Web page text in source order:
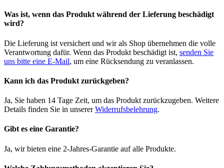
Was ist, wenn das Produkt während der Lieferung beschädigt
wird?
Die Lieferung ist versichert und wir als Shop übernehmen die volle
Verantwortung dafür. Wenn das Produkt beschädigt ist, senden Sie
uns bitte eine E-Mail, um eine Rücksendung zu veranlassen.
Kann ich das Produkt zurückgeben?
Ja, Sie haben 14 Tage Zeit, um das Produkt zurückzugeben. Weitere
Details finden Sie in unsererWiderrufsbelehrung.
Gibt es eine Garantie?
Ja, wir bieten eine 2-Jahres-Garantie auf alle Produkte.